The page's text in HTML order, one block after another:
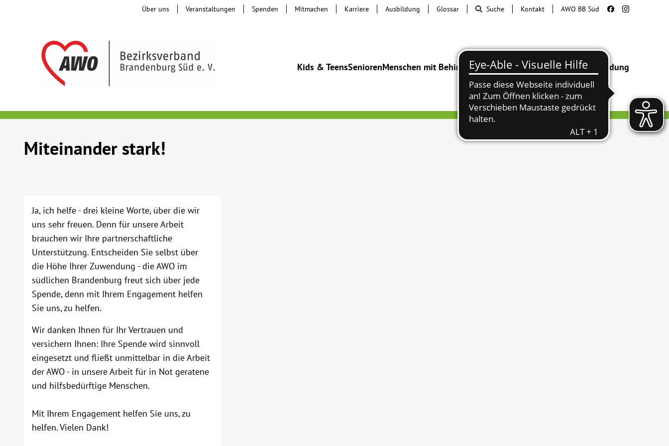
Kids & TeensSeniorenMenschen mit BehinderungBeratung & HilfeBegegnung Bildung
Über uns Veranstaltungen Spenden Mitmachen Karriere Ausbildung Glossar Suche Kontakt AWO BB Süd
Miteinander stark!
Ja, ich helfe - drei kleine Worte, über die wir
uns sehr freuen. Denn für unsere Arbeit
brauchen wir Ihre partnerschaftliche
Unterstützung. Entscheiden Sie selbst über
die Höhe Ihrer Zuwendung - die AWO im
südlichen Brandenburg freut sich über jede
Spende, denn mit Ihrem Engagement helfen
Sie uns, zu helfen.
Wir danken Ihnen für Ihr Vertrauen und
versichern Ihnen: Ihre Spende wird sinnvoll
eingesetzt und fließt unmittelbar in die Arbeit
der AWO - in unsere Arbeit für in Not geratene
und hilfsbedürftige Menschen.
Mit Ihrem Engagement helfen Sie uns, zu
helfen. Vielen Dank!